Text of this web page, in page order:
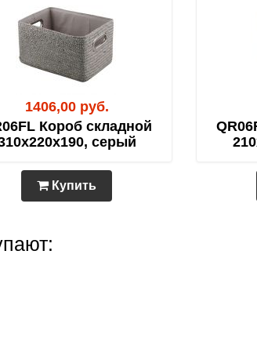
1406,00 руб.
Короб складной
серый
Купить